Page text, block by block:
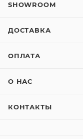
SHOWROOM
ДОСТАВКА
ОПЛАТА
О НАС
КОНТАКТЫ